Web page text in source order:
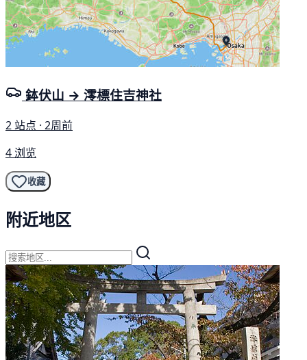
鉢伏山 → 澪標住吉神社
2 站点 · 2周前
4 浏览
收藏
附近地区